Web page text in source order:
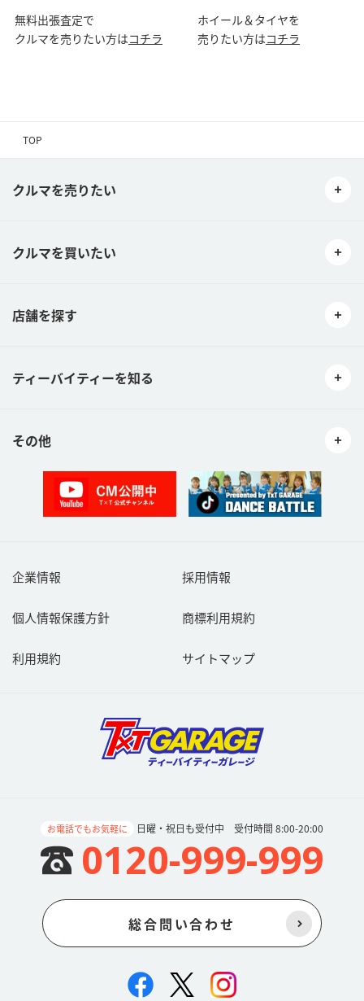
無料出張査定で
クルマを売りたい方はコチラ
ホイール＆タイヤを
売りたい方はコチラ
TOP
お電話でもお気軽に 日曜・祝日も受付中 受付時間 8:00-20:00
0120-999-999
総合問い合わせ
クルマを売りたい
クルマを買いたい
店舗を探す
ティーバイティーを知る
その他
企業情報 採用情報
個人情報保護方針 商標利用規約
利用規約 サイトマップ